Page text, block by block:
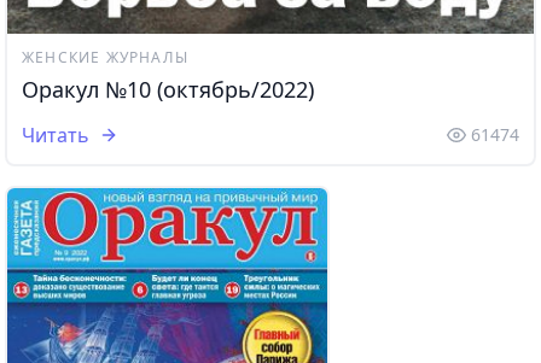
ЖЕНСКИЕ ЖУРНАЛЫ
Оракул №10 (октябрь/2022)
Читать 61474